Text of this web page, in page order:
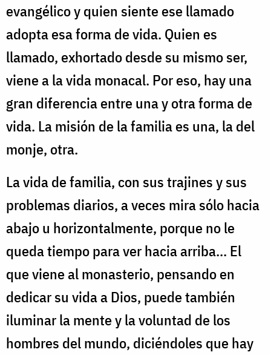
evangélico y quien siente ese llamado
adopta esa forma de vida. Quien es
llamado, exhortado desde su mismo ser,
viene a la vida monacal. Por eso, hay una
gran diferencia entre una y otra forma de
vida. La misión de la familia es una, la del
monje, otra.
La vida de familia, con sus trajines y sus
problemas diarios, a veces mira sólo hacia
abajo u horizontalmente, porque no le
queda tiempo para ver hacia arriba... El
que viene al monasterio, pensando en
dedicar su vida a Dios, puede también
iluminar la mente y la voluntad de los
hombres del mundo, diciéndoles que hay